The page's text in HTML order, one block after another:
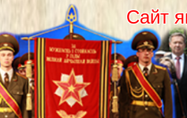
Сайт